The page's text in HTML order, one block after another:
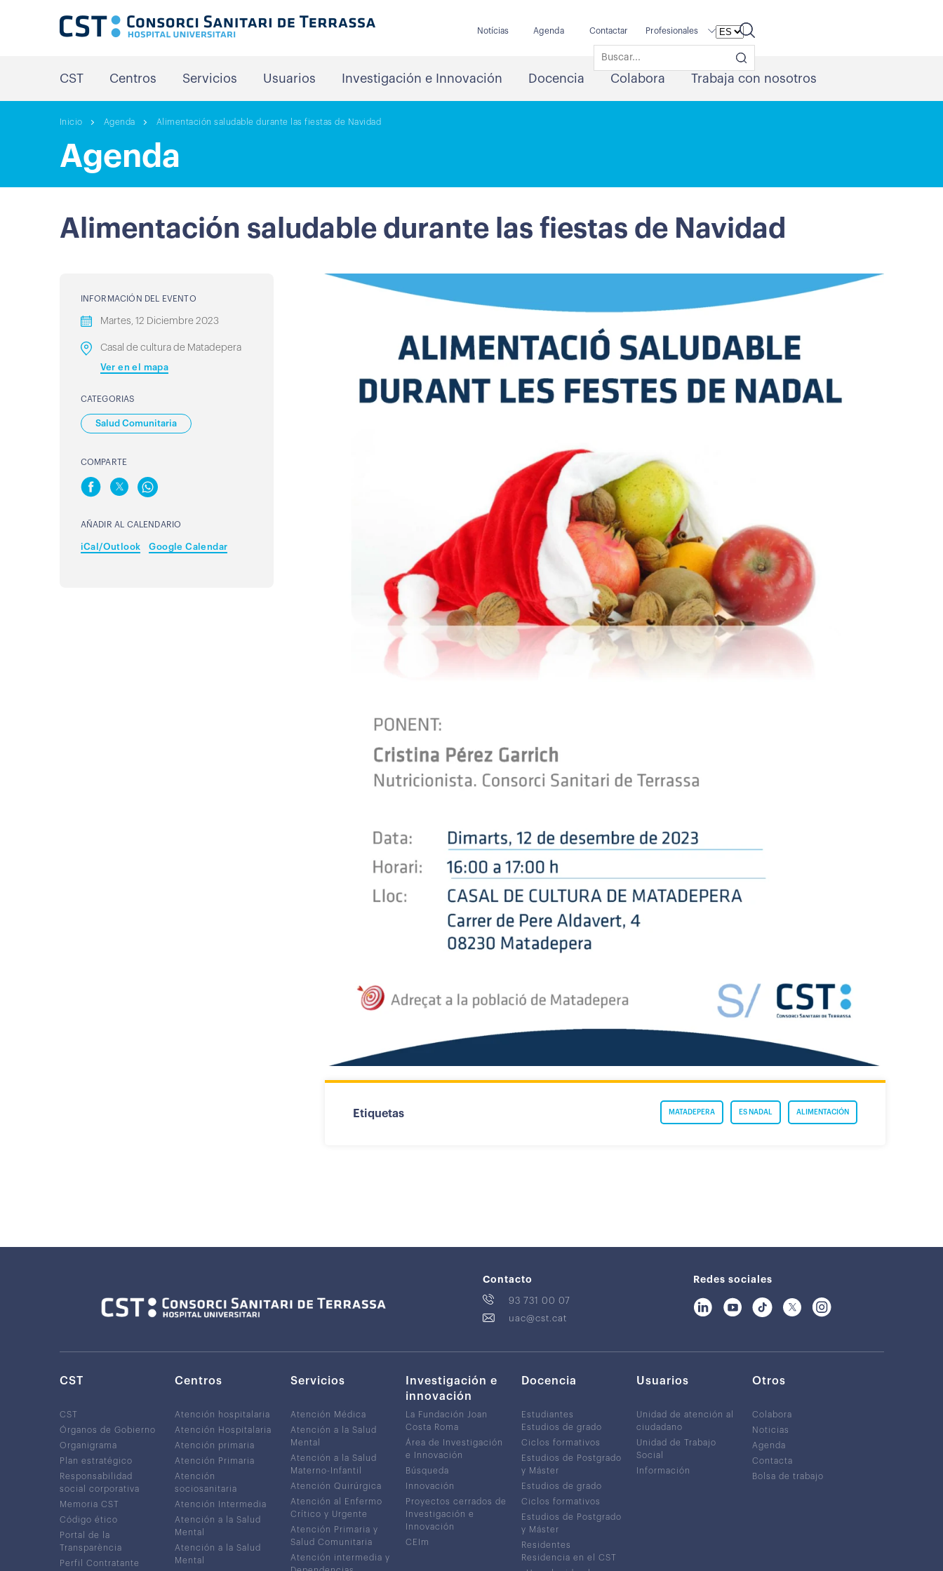
Notícias Agenda Contactar Profesionales
CST Centros Servicios Usuarios Investigación e Innovación Docencia Colabora Trabaja con nosotros
Inicio Agenda Alimentación saludable durante las fiestas de Navidad
Agenda
Alimentación saludable durante las fiestas de Navidad
INFORMACIÓN DEL EVENTO
Martes, 12 Diciembre 2023
Casal de cultura de Matadepera
Ver en el mapa
CATEGORIAS
Salud Comunitaria
COMPARTE
AÑADIR AL CALENDARIO
iCal/Outlook Google Calendar
Etiquetas ALIMENTACIÓN
ES NADAL
MATADEPERA
Contacto
93 731 00 07
uac@cst.cat
Redes sociales
CST
CST
Órganos de Gobierno
Organigrama
Plan estratégico
Responsabilidad
social corporativa
Memoria CST
Código ético
Portal de la
Transparència
Perfil Contratante
Centros
Atención hospitalaria
Atención Hospitalaria
Atención primaria
Atención Primaria
Atención
sociosanitaria
Atención Intermedia
Atención a la Salud
Mental
Atención a la Salud
Mental
Servicios
Atención Médica
Atención a la Salud
Mental
Atención a la Salud
Materno-Infantil
Atención Quirúrgica
Atención al Enfermo
Crítico y Urgente
Atención Primaria y
Salud Comunitaria
Atención intermedia y
Investigación e
innovación
La Fundación Joan
Costa Roma
Área de Investigación
e Innovación
Búsqueda
Innovación
Proyectos cerrados de
Investigación e
Innovación
CEIm
Docencia
Estudiantes
Estudios de grado
Ciclos formativos
Estudios de Postgrado
y Máster
Estudios de grado
Ciclos formativos
Estudios de Postgrado
y Máster
Residentes
Residencia en el CST
Usuarios
Unidad de atención al
ciudadano
Unidad de Trabajo
Social
Información
Otros
Colabora
Noticias
Agenda
Contacta
Bolsa de trabajo